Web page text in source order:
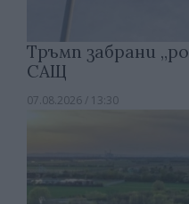
Тръмп забрани
САЩ
07.08.2026 / 13:30